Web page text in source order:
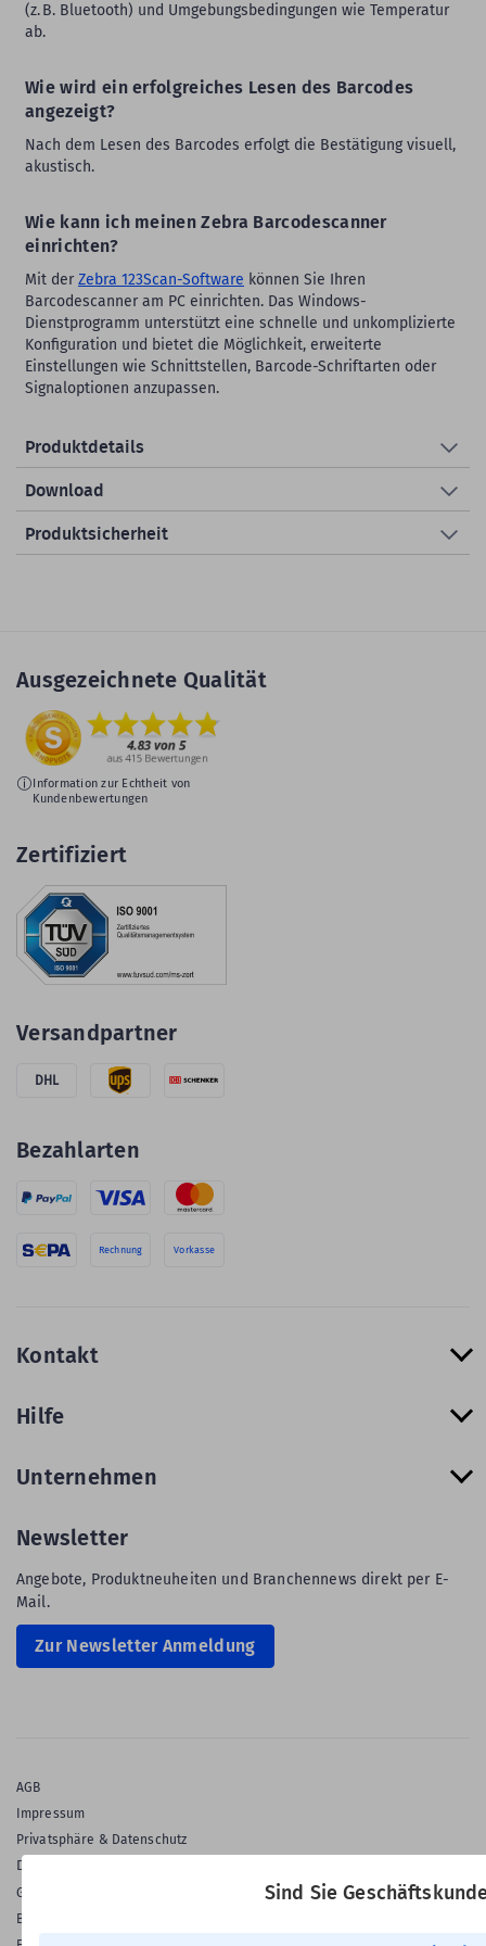
Sind Sie
(z. B. Bluetooth) und Umgebungsbedingungen wie Temperatur
ab.
Wie wird ein erfolgreiches Lesen des Barcodes
angezeigt?
Nach dem Lesen des Barcodes erfolgt die Bestätigung visuell,
akustisch.
Wie kann ich meinen Zebra Barcodescanner
einrichten?
Mit der Zebra 123Scan-Software können Sie Ihren
Barcodescanner am PC einrichten. Das Windows-
Dienstprogramm unterstützt eine schnelle und unkomplizierte
Konfiguration und bietet die Möglichkeit, erweiterte
Einstellungen wie Schnittstellen, Barcode-Schriftarten oder
Signaloptionen anzupassen.
Produktdetails
Download
Produktsicherheit
Ausgezeichnete Qualität
Information zur Echtheit von
Kundenbewertungen
Zertifiziert
Versandpartner
DHL
Bezahlarten
Rechnung Vorkasse
Kontakt
Hilfe
Unternehmen
Newsletter
Angebote, Produktneuheiten und Branchennews direkt per E-
Mail.
Zur Newsletter Anmeldung
AGB
Impressum
Privatsphäre & Datenschutz
Datenschutz-Einstellungen
Gewährleistung
Barrierefreiheitserklärung